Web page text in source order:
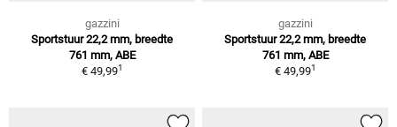
gazzini
Sportstuur 22,2 mm, breedte
761 mm, ABE
€ 49,991
gazzini
Sportstuur 22,2 mm, breedte
761 mm, ABE
€ 49,991